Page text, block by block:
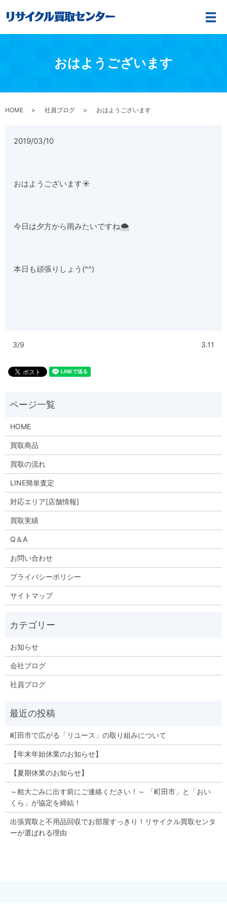
メ
おはようございます
HOME 社員ブログ おはようございます
2019/03/10
おはようございます☀
今日は夕方から雨みたいですね🌨
本日も頑張りしょう(^^)
3/9 3.11
HOME
買取商品
買取の流れ
LINE簡単査定
対応エリア[店舗情報]
買取実績
Q＆A
お問い合わせ
プライバシーポリシー
サイトマップ
お知らせ
会社ブログ
社員ブログ
町田市で広がる「リユース」の取り組みについて
【年末年始休業のお知らせ】
【夏期休業のお知らせ】
～粗大ごみに出す前にご連絡ください！～ 「町田市」と「おい
くら」が協定を締結！
出張買取と不用品回収でお部屋すっきり！リサイクル買取センタ
ーが選ばれる理由